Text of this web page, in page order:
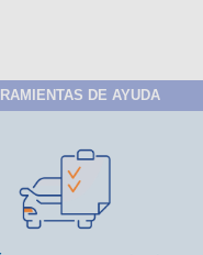
DE AYUDA